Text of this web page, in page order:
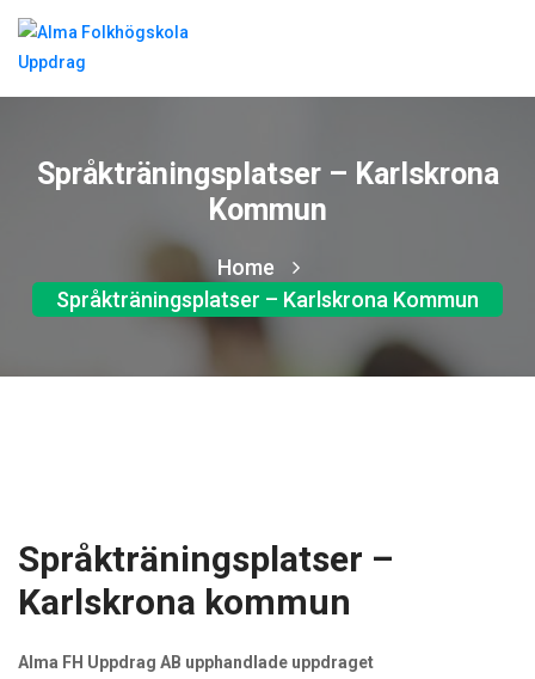
Språkträningsplatser – Karlskrona
Kommun
Home
Språkträningsplatser – Karlskrona Kommun
Språkträningsplatser –
Karlskrona kommun
Alma FH Uppdrag AB upphandlade uppdraget